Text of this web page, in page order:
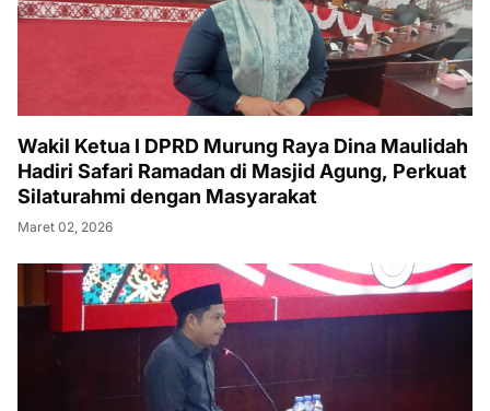
Wakil Ketua I DPRD Murung Raya Dina Maulidah
Hadiri Safari Ramadan di Masjid Agung, Perkuat
Silaturahmi dengan Masyarakat
Maret 02, 2026